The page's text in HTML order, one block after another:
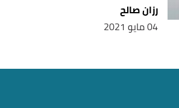
رزان صالح
04 مايو 2021